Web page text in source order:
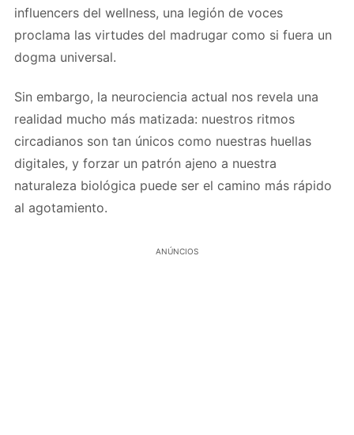
influencers del wellness, una legión de voces
proclama las virtudes del madrugar como si fuera un
dogma universal.
Sin embargo, la neurociencia actual nos revela una
realidad mucho más matizada: nuestros ritmos
circadianos son tan únicos como nuestras huellas
digitales, y forzar un patrón ajeno a nuestra
naturaleza biológica puede ser el camino más rápido
al agotamiento.
ANÚNCIOS